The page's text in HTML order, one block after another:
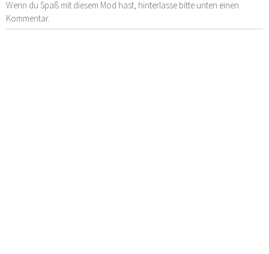
Wenn du Spaß mit diesem Mod hast, hinterlasse bitte unten einen
Kommentar.